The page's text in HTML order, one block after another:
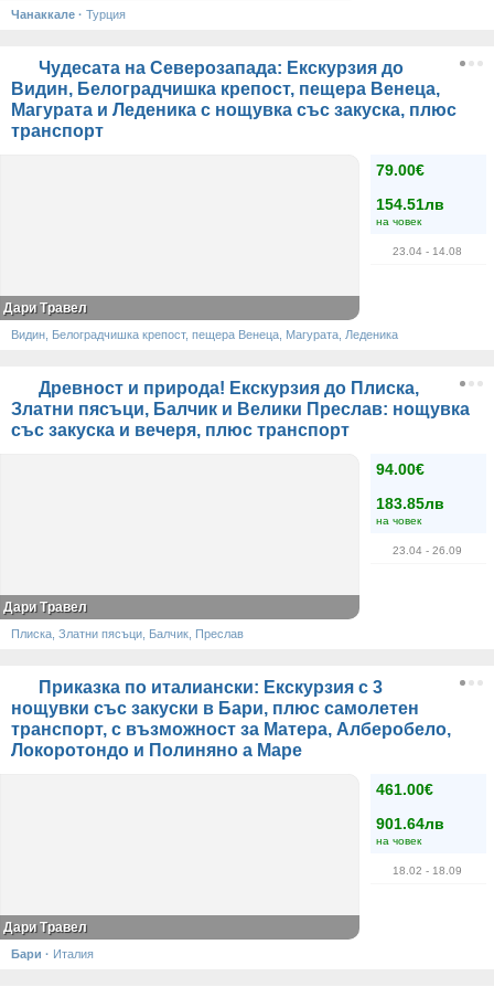
Чанаккале · Турция
Чудесата на Северозапада: Екскурзия до
Видин, Белоградчишка крепост, пещера Венеца,
Магурата и Леденика с нощувка със закуска, плюс
транспорт
79.00€
154.51лв
на човек
23.04 - 14.08
Дари Травел
Видин, Белоградчишка крепост, пещера Венеца, Магурата, Леденика
Древност и природа! Екскурзия до Плиска,
Златни пясъци, Балчик и Велики Преслав: нощувка
със закуска и вечеря, плюс транспорт
94.00€
183.85лв
на човек
23.04 - 26.09
Дари Травел
Плиска, Златни пясъци, Балчик, Преслав
Приказка по италиански: Екскурзия с 3
нощувки със закуски в Бари, плюс самолетен
транспорт, с възможност за Матера, Алберобело,
Локоротондо и Полиняно а Маре
461.00€
901.64лв
на човек
18.02 - 18.09
Дари Травел
Бари · Италия